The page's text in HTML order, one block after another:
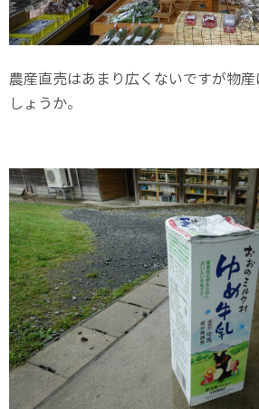
農産直売はあまり広くないですが物
しょうか。